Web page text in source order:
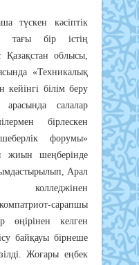
түскен кәсіптік
тағы бір істің
облысы,
«Техникалық
кейінгі білім беру
арасында салалар
бірлескен
форумы»
жиын шеңберінде
Арал
колледжінен
сарапшы
өңірінен келген
байқауы бірнеше
Жоғары еңбек